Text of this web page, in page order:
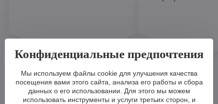
Конфиденциальные предпочтения
Мы используем файлы cookie для улучшения качества
посещения вами этого сайта, анализа его работы и сбора
данных о его использовании. Для этого мы можем
использовать инструменты и услуги третьих сторон, и